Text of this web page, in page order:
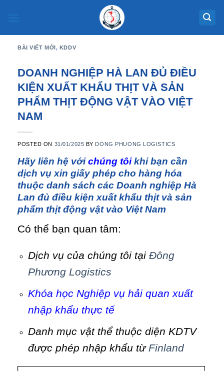
BÀI VIẾT MỚI, KDDV
DOANH NGHIỆP HÀ LAN ĐỦ ĐIỀU
KIỆN XUẤT KHẨU THỊT VÀ SẢN
PHẨM THỊT ĐỘNG VẬT VÀO VIỆT
NAM
POSTED ON 31/01/2025 BY DONG PHUONG LOGISTICS
Hãy liên hệ vớichúng tôi khi bạn cần
dịch vụ xin giấy phép cho hàng hóa
thuộc danh sách các Doanh nghiệp Hà
Lan đủ điều kiện xuất khẩu thịt và sản
phẩm thịt động vật vào Việt Nam
Có thể bạn quan tâm:
Dịch vụ của chúng tôi tại Đông
Phương Logistics
Khóa học Nghiệp vụ hải quan xuất
nhập khẩu thực tế
Danh mục vật thể thuộc diện KDTV
được phép nhập khẩu từ Finland